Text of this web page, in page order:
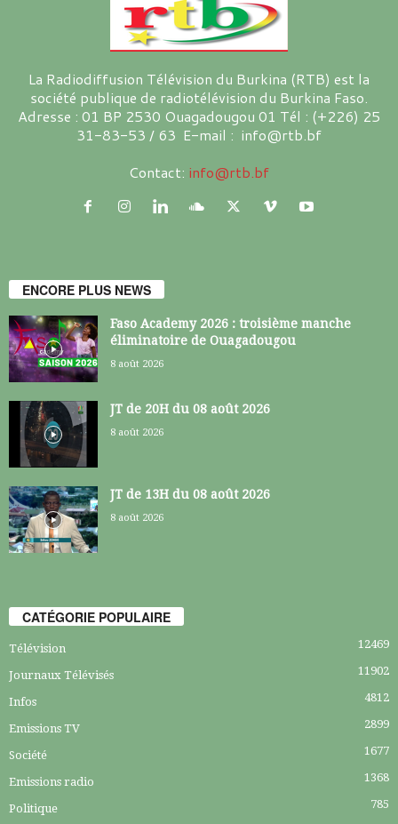
La Radiodiffusion Télévision du Burkina (RTB) est la
société publique de radiotélévision du Burkina Faso.
Adresse : 01 BP 2530 Ouagadougou 01 Tél : (+226) 25
31-83-53 / 63 E-mail : info@rtb.bf
Contact: info@rtb.bf
ENCORE PLUS NEWS
Faso Academy 2026 : troisième manche
éliminatoire de Ouagadougou
8 août 2026
JT de 20H du 08 août 2026
8 août 2026
JT de 13H du 08 août 2026
8 août 2026
CATÉGORIE POPULAIRE
Télévision 12469
Journaux Télévisés 11902
Infos 4812
Emissions TV 2899
Société 1677
Emissions radio 1368
Politique 785